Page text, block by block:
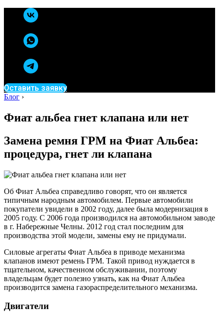
Оставить заявку
Блог ›
Фиат альбеа гнет клапана или нет
Замена ремня ГРМ на Фиат Альбеа:
процедура, гнет ли клапана
Об Фиат Альбеа справедливо говорят, что он является
типичным народным автомобилем. Первые автомобили
покупатели увидели в 2002 году, далее была модернизация в
2005 году. С 2006 года производился на автомобильном заводе
в г. Набережные Челны. 2012 год стал последним для
производства этой модели, замены ему не придумали.
Силовые агрегаты Фиат Альбеа в приводе механизма
клапанов имеют ремень ГРМ. Такой привод нуждается в
тщательном, качественном обслуживании, поэтому
владельцам будет полезно узнать, как на Фиат Альбеа
производится замена газораспределительного механизма.
Двигатели